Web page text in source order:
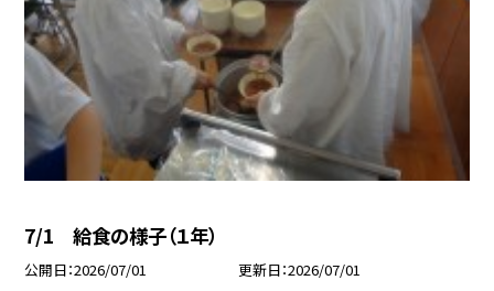
7/1 給食の様子（１年）
公開日 2026/07/01 更新日 2026/07/01